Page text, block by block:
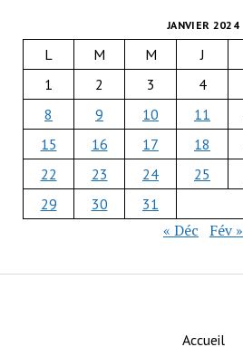
JANVIER 2024
L M M J
1
2 3 4
8
9 10 11
15
16 17 18
22
23 24 25
29
30 31
« Déc Fév »
Accueil